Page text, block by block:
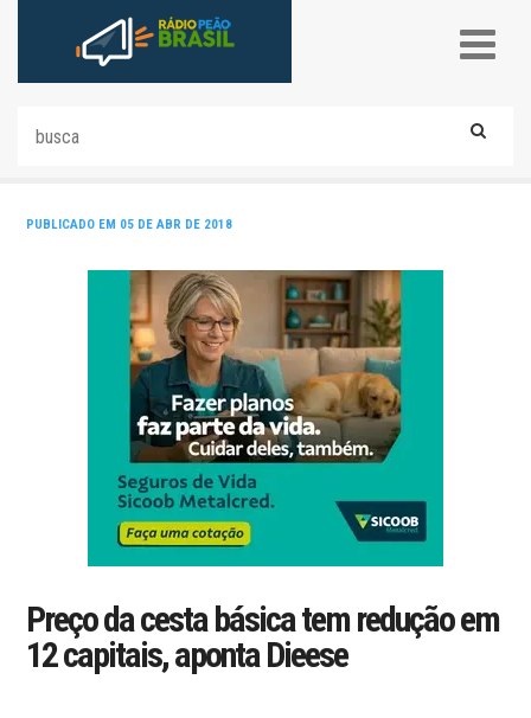
PUBLICADO EM 05 DE ABR DE 2018
Preço da cesta básica tem redução em
12 capitais, aponta Dieese